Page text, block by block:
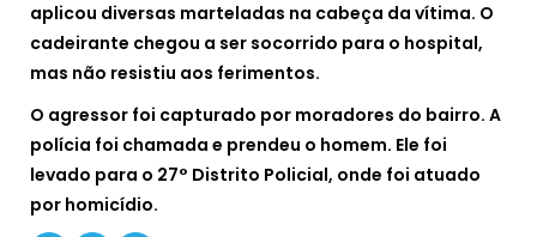
aplicou diversas marteladas na cabeça da vítima. O
cadeirante chegou a ser socorrido para o hospital,
mas não resistiu aos ferimentos.
O agressor foi capturado por moradores do bairro. A
polícia foi chamada e prendeu o homem. Ele foi
levado para o 27° Distrito Policial, onde foi atuado
por homicídio.